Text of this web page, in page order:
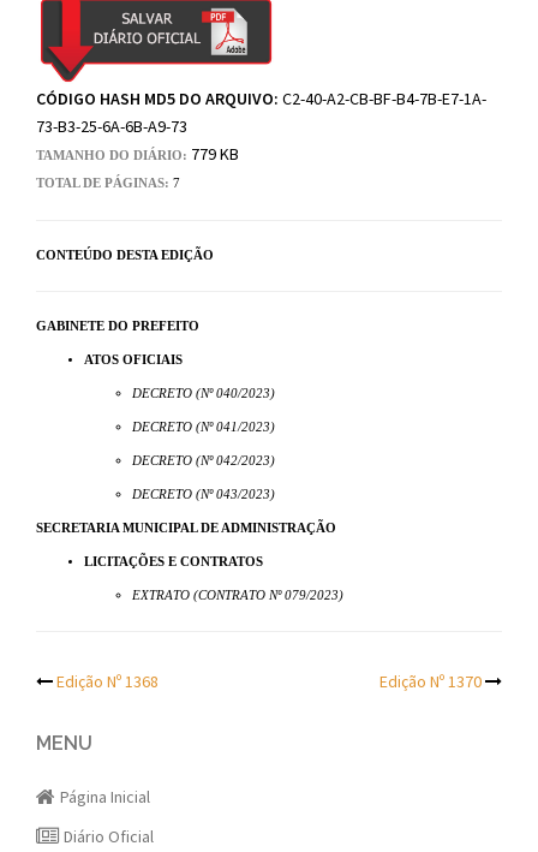
CÓDIGO HASH MD5 DO ARQUIVO: C2-40-A2-CB-BF-B4-7B-E7-1A-
73-B3-25-6A-6B-A9-73
TAMANHO DO DIÁRIO: 779 KB
TOTAL DE PÁGINAS: 7
CONTEÚDO DESTA EDIÇÃO
GABINETE DO PREFEITO
ATOS OFICIAIS
DECRETO (Nº 040/2023)
DECRETO (Nº 041/2023)
DECRETO (Nº 042/2023)
DECRETO (Nº 043/2023)
SECRETARIA MUNICIPAL DE ADMINISTRAÇÃO
LICITAÇÕES E CONTRATOS
EXTRATO (CONTRATO Nº 079/2023)
Post
navigation
Edição Nº 1368 Edição Nº 1370
MENU
Página Inicial
Diário Oficial